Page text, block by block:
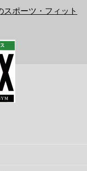
ポーツ・フィット